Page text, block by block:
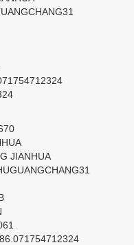
JIANHUA